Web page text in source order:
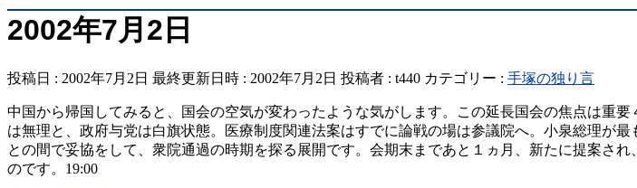
2002年7月2日
投稿日 : 2002年7月2日 最終更新日時 : 2002年7月2日 投稿者 : t440 カテゴリー : 手塚の独り言
中国から帰国してみると、国会の空気が変わったような気がします。この延長国会の焦点は重
は無理と、政府与党は白旗状態。医療制度関連法案はすでに論戦の場は参議院へ。小泉総理が
との間で妥協をして、衆院通過の時期を探る展開です。会期末まであと１ヵ月、新たに提案さ
のです。19:00